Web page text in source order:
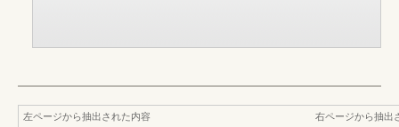
左ページから抽出された内容
右ページから抽出